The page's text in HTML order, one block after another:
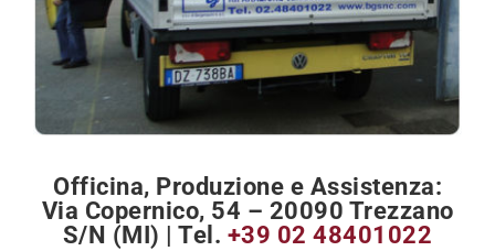
Officina, Produzione e Assistenza:
Via Copernico, 54 – 20090 Trezzano
S/N (MI) | Tel. +39 02 48401022